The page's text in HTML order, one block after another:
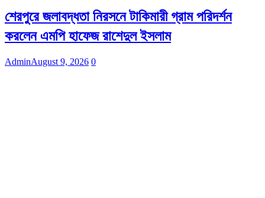
শেরপুরে জলাবদ্ধতা নিরসনে টাকিমারী গ্রাম পরিদর্শন
করলেন এমপি হাফেজ রাশেদুল ইসলাম
AdminAugust 9, 2026 0